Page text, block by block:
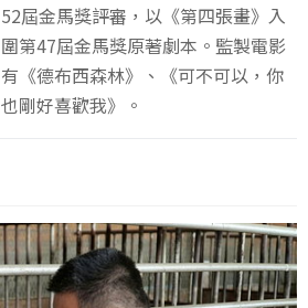
52屆金馬獎評審，以《第四張畫》入
圍第47屆金馬獎原著劇本。監製電影
有《德布西森林》、《可不可以，你
也剛好喜歡我》。